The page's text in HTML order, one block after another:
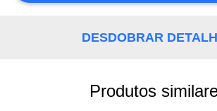
DESDOBRAR
Produtos